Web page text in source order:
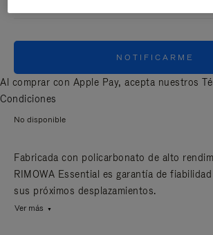
NOTIFICARME
Al comprar con Apple Pay, acepta nuestros
Condiciones
No disponible
Fabricada con policarbonato de alto
RIMOWA Essential es garantía de
sus próximos desplazamientos.
Ver más